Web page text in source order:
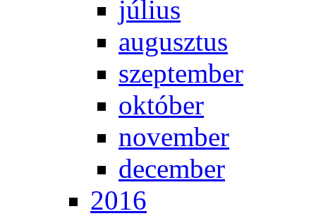
jú­li­us
au­gusz­tus
szep­tem­ber
ok­tó­ber
no­vem­ber
de­cem­ber
2016